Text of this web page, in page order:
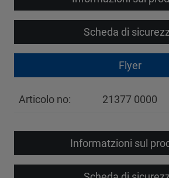
Scheda di
Flyer
Articolo no: 21377 0000
Informatzioni sul